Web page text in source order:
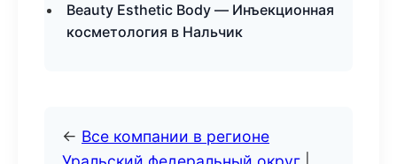
Beauty Esthetic Body — Инъекционная
косметология в Нальчик
← Все компании в регионе